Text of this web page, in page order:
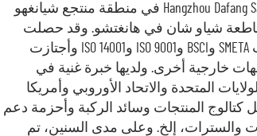
تقع شركة Hangzhou Dafang Safety Co.,ltd في منطقة منتجع شيانغهو
مقاطعة شياو شان في هانغتشو. وقد حصلت
الشركة على شهادات SMETA وBSCI وISO 9001 وISO 14001 وأجتازت
خارجية أخرى. ولديها خبرة غنية في
المتحدة والاتحاد الأوروبي وأمريكا
كتالوج المنتجات وسائد الركبة وأحزمة دعم
والسترات، إلخ. وعلى مدى السنين، تم